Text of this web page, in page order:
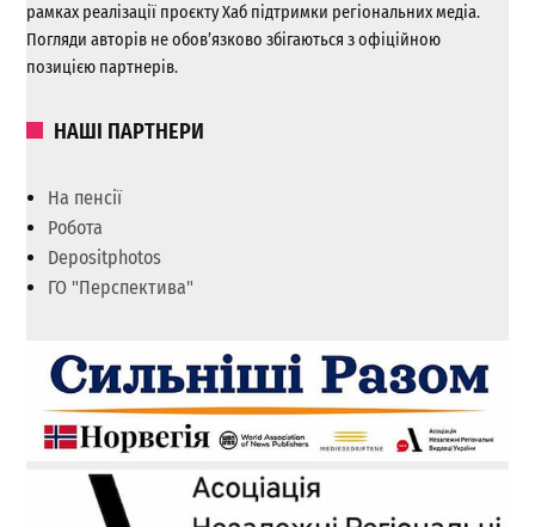
рамках реалізації проєкту Хаб підтримки регіональних медіа.
Погляди авторів не обов’язково збігаються з офіційною
позицією партнерів.
НАШІ ПАРТНЕРИ
На пенсії
Робота
Depositphotos
ГО "Перспектива"